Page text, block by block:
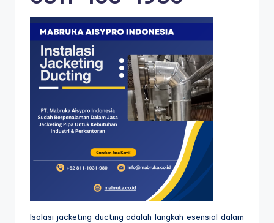
Isolasi jacketing ducting adalah langkah esensial dalam